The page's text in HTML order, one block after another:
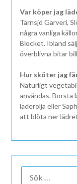
Var köper jag
Tärnsjö Garveri,
några vanliga
Blocket. Ibland
överblivna bitar
Hur sköter jag
Naturligt
användas. Borsta
läderolja eller
att blöta ner